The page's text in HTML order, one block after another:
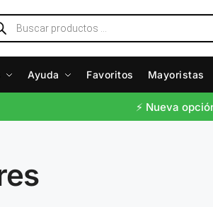
Ayuda Favoritos Mayoristas
⚡️ Nueva